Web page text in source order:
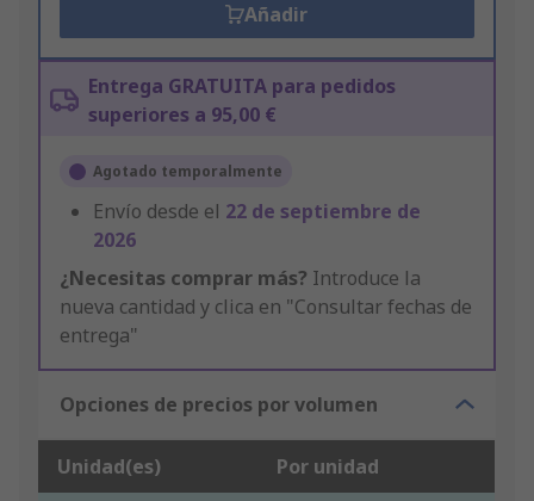
Añadir
Entrega GRATUITA para pedidos
superiores a 95,00 €
Agotado temporalmente
Envío desde el 22 de septiembre de
2026
¿Necesitas comprar más? Introduce la
nueva cantidad y clica en "Consultar fechas de
entrega"
Opciones de precios por volumen
Unidad(es) Por unidad